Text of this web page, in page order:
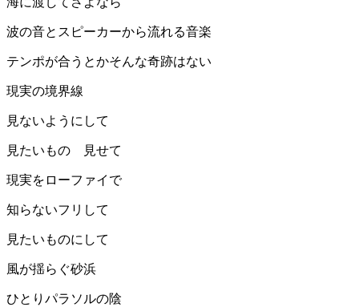
波の音とスピーカーから流れる音楽
テンポが合うとかそんな奇跡はない
現実の境界線
見ないようにして
見たいもの 見せて
現実をローファイで
知らないフリして
見たいものにして
風が揺らぐ砂浜
ひとりパラソルの陰